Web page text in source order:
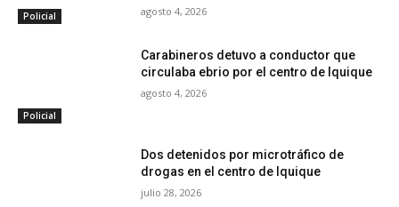
Policial agosto 4, 2026
Policial
Carabineros detuvo a conductor que
circulaba ebrio por el centro de Iquique
agosto 4, 2026
Dos detenidos por microtráfico de
drogas en el centro de Iquique
julio 28, 2026